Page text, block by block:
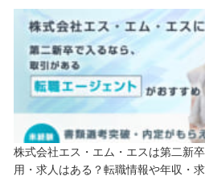
株式会社エス・エム・エスは第二新
用・求人はある？転職情報や年収・